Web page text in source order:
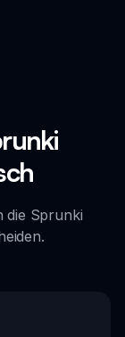
die Sprunki